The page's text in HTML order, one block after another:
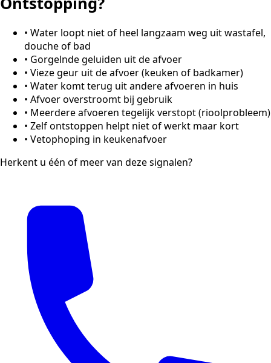
• Water loopt niet of heel langzaam weg uit wastafel,
douche of bad
• Gorgelnde geluiden uit de afvoer
• Vieze geur uit de afvoer (keuken of badkamer)
• Water komt terug uit andere afvoeren in huis
• Afvoer overstroomt bij gebruik
• Meerdere afvoeren tegelijk verstopt (rioolprobleem)
• Zelf ontstoppen helpt niet of werkt maar kort
• Vetophoping in keukenafvoer
Herkent u één of meer van deze signalen?